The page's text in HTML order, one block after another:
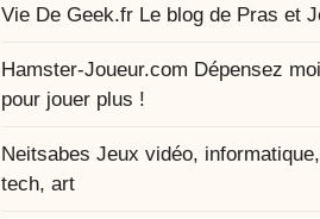
Vie De Geek.frLe blog de Pras et
Hamster-Joueur.com Dépensez
pour jouer plus !
Neitsabes Jeux vidéo,
tech, art